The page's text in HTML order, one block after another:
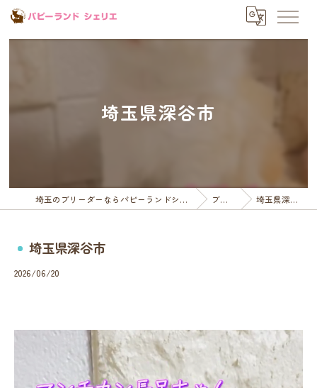
埼玉県深谷市
埼玉のブリーダーならパピーランドシェリエ ブログ 埼玉県深谷市
埼玉県深谷市
2026/06/20